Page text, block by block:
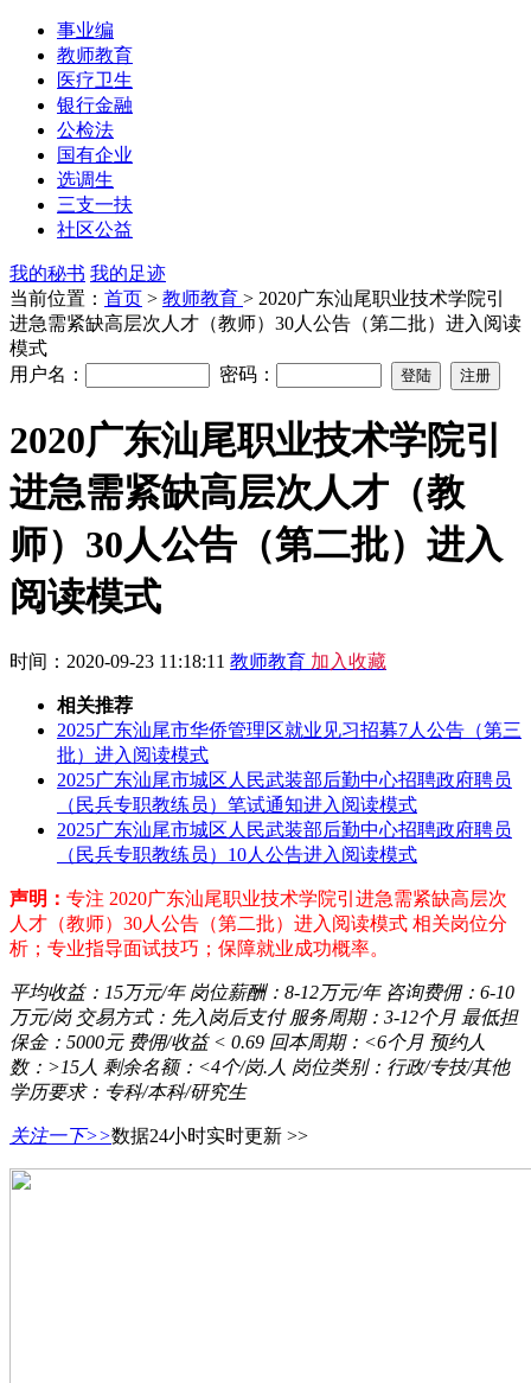
事业编
教师教育
医疗卫生
银行金融
公检法
国有企业
选调生
三支一扶
社区公益
我的秘书 我的足迹
当前位置： 首页 > 教师教育 > 2020广东汕尾职业技术学院引
进急需紧缺高层次人才（教师）30人公告（第二批）进入阅读
模式
用户名：
密码：
2020广东汕尾职业技术学院引
进急需紧缺高层次人才（教
师）30人公告（第二批）进入
阅读模式
时间：2020-09-23 11:18:11 教师教育 加入收藏
相关推荐
2025广东汕尾市华侨管理区就业见习招募7人公告（第三
批）进入阅读模式
2025广东汕尾市城区人民武装部后勤中心招聘政府聘员
（民兵专职教练员）笔试通知进入阅读模式
2025广东汕尾市城区人民武装部后勤中心招聘政府聘员
（民兵专职教练员）10人公告进入阅读模式
声明： 专注 2020广东汕尾职业技术学院引进急需紧缺高层次
人才（教师）30人公告（第二批）进入阅读模式 相关岗位分
析；专业指导面试技巧；保障就业成功概率。
平均收益： 15万元/年 岗位薪酬： 8-12万元/年 咨询费佣： 6-10
万元/岗 交易方式： 先入岗后支付 服务周期： 3-12个月 最低担
保金： 5000元 费佣/收益 < 0.69 回本周期： <6个月 预约人
数： >15人 剩余名额： <4个/岗.人 岗位类别： 行政/专技/其他
学历要求： 专科/本科/研究生
关注一下>>数据24小时实时更新 >>